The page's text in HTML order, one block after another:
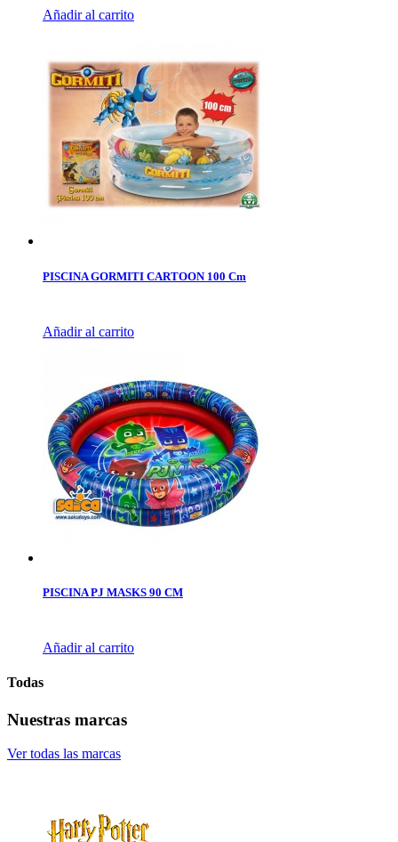
Añadir al carrito
PISCINA GORMITI CARTOON 100 Cm
Añadir al carrito
PISCINA PJ MASKS 90 CM
Añadir al carrito
Todas
Nuestras marcas
Ver todas las marcas